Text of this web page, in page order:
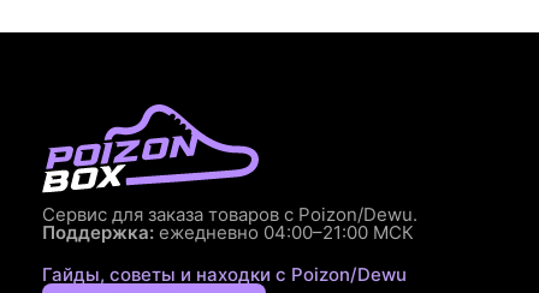
Сервис для заказа товаров с Poizon/Dewu.
Поддержка: ежедневно 04:00–21:00 МСК
Гайды, советы и находки с Poizon/Dewu